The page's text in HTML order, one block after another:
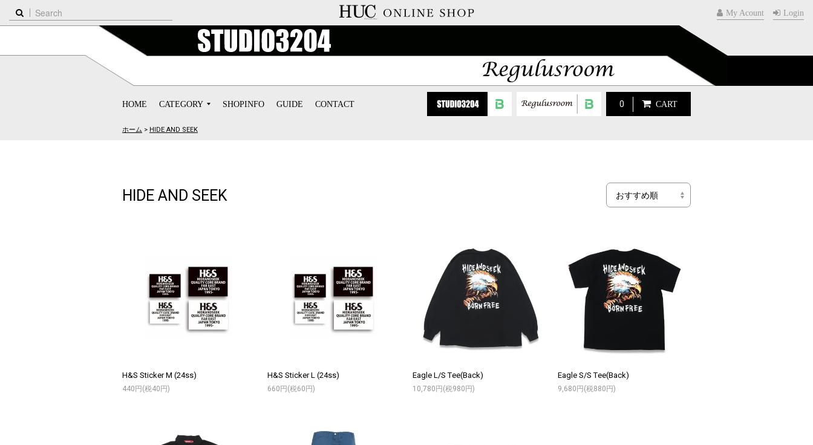
My Acount Login
HOME CATEGORY SHOPINFO GUIDE CONTACT 0 CART
ホーム > HIDE AND SEEK
HIDE AND SEEK
H&S Sticker M (24ss)
440円(税40円)
H&S Sticker L (24ss)
660円(税60円)
Eagle L/S Tee(Back)
10,780円(税980円)
Eagle S/S Tee(Back)
9,680円(税880円)